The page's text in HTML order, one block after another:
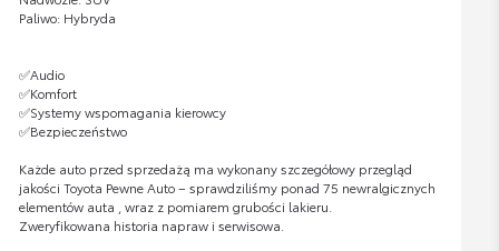
Paliwo: Hybryda
✅Audio
✅Komfort
✅Systemy wspomagania kierowcy
✅Bezpieczeństwo
Każde auto przed sprzedażą ma wykonany szczegółowy przegląd
jakości Toyota Pewne Auto – sprawdziliśmy ponad 75 newralgicznych
elementów auta , wraz z pomiarem grubości lakieru.
Zweryfikowana historia napraw i serwisowa.